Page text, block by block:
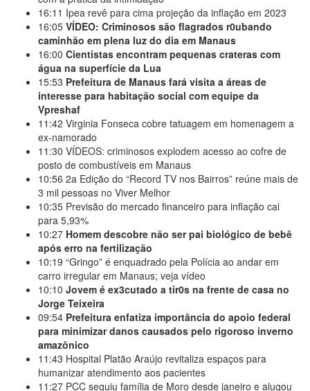
16:11 Ipea revê para cima projeção da inflação em 2023
16:05 VÍDEO: Criminosos são flagrados r0ubando
caminhão em plena luz do dia em Manaus
16:00 Cientistas encontram pequenas crateras com
água na superfície da Lua
15:53 Prefeitura de Manaus fará visita a áreas de
interesse para habitação social com equipe da
Vpreshaf
11:42 Virginia Fonseca cobre tatuagem em homenagem a
ex-namorado
11:30 VÍDEOS: criminosos explodem acesso ao cofre de
posto de combustíveis em Manaus
10:56 2a Edição do “Record TV nos Bairros” reúne mais de
3 mil pessoas no Viver Melhor
10:35 Previsão do mercado financeiro para inflação cai
para 5,93%
10:27 Homem descobre não ser pai biológico de bebê
após erro na fertilização
10:19 “Gringo” é enquadrado pela Polícia ao andar em
carro irregular em Manaus; veja vídeo
10:10 Jovem é ex3cutado a tir0s na frente de casa no
Jorge Teixeira
09:54 Prefeitura enfatiza importância do apoio federal
para minimizar danos causados pelo rigoroso inverno
amazônico
11:43 Hospital Platão Araújo revitaliza espaços para
humanizar atendimento aos pacientes
11:27 PCC seguiu família de Moro desde janeiro e alugou